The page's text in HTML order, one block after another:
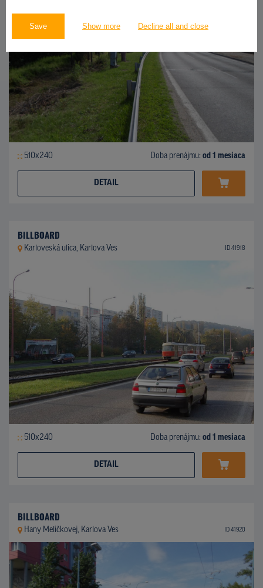
Save Show more Decline all and close
510x240 Doba prenájmu: od 1 mesiaca
DETAIL
BILLBOARD
Karloveská ulica, Karlova Ves ID 41918
510x240 Doba prenájmu: od 1 mesiaca
DETAIL
BILLBOARD
Hany Meličkovej, Karlova Ves ID 41920